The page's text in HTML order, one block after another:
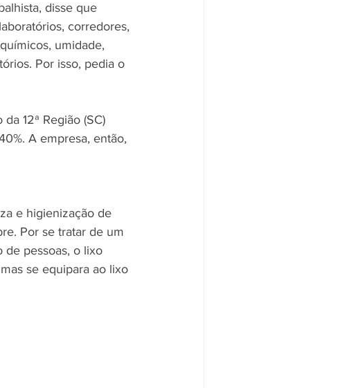
disse que
corredores,
umidade,
Por isso, pedia o
12ª Região (SC)
A empresa, então,
e higienização de
Por se tratar de um
pessoas, o lixo
se equipara ao lixo